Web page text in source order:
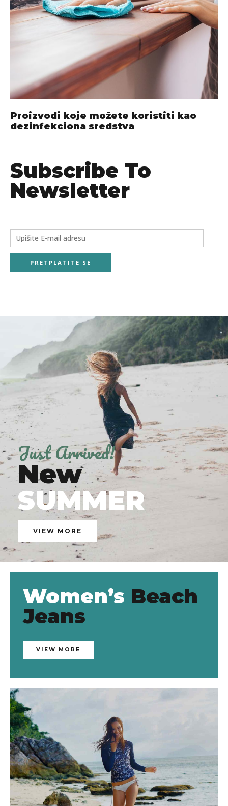
Proizvodi koje možete koristiti kao
dezinfekciona sredstva
Subscribe To
Newsletter
Just Arrived!
New
SUMMER
VIEW MORE
Women’s Beach
Jeans
VIEW MORE
KM35.50